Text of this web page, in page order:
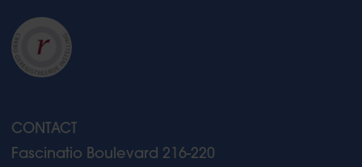
CONTACT
Fascinatio Boulevard 216-220